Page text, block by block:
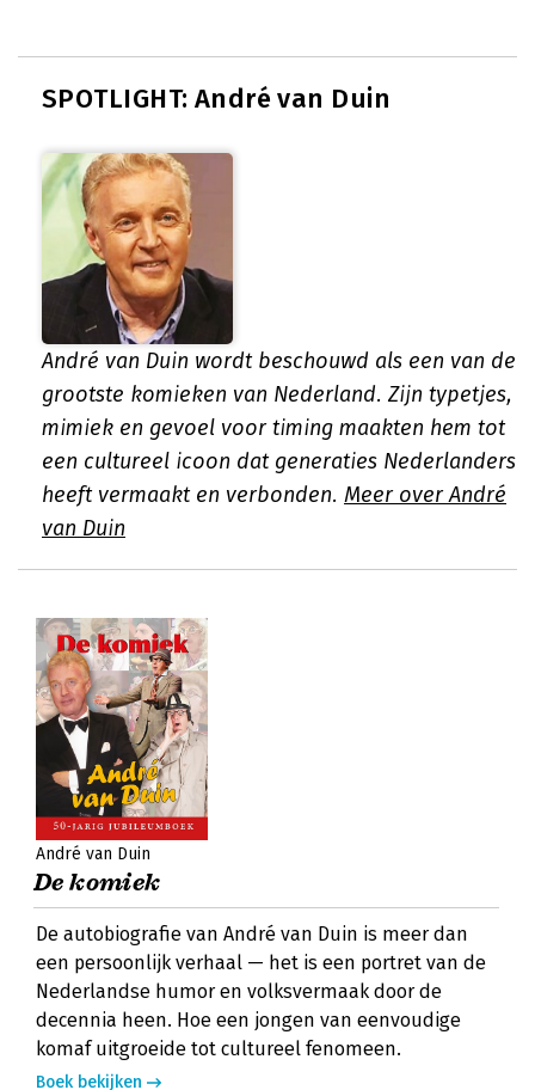
SPOTLIGHT: André van Duin
André van Duin wordt beschouwd als een van de
grootste komieken van Nederland. Zijn typetjes,
mimiek en gevoel voor timing maakten hem tot
een cultureel icoon dat generaties Nederlanders
heeft vermaakt en verbonden. Meer over André
van Duin
André van Duin
De komiek
De autobiografie van André van Duin is meer dan
een persoonlijk verhaal — het is een portret van de
Nederlandse humor en volksvermaak door de
decennia heen. Hoe een jongen van eenvoudige
komaf uitgroeide tot cultureel fenomeen.
Boek bekijken